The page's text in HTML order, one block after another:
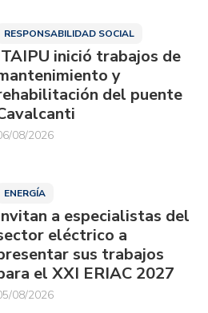
RESPONSABILIDAD SOCIAL
inició trabajos de
y
del puente
08/2026
ENERGÍA
a especialistas del
eléctrico a
sus trabajos
el XXI ERIAC 2027
08/2026